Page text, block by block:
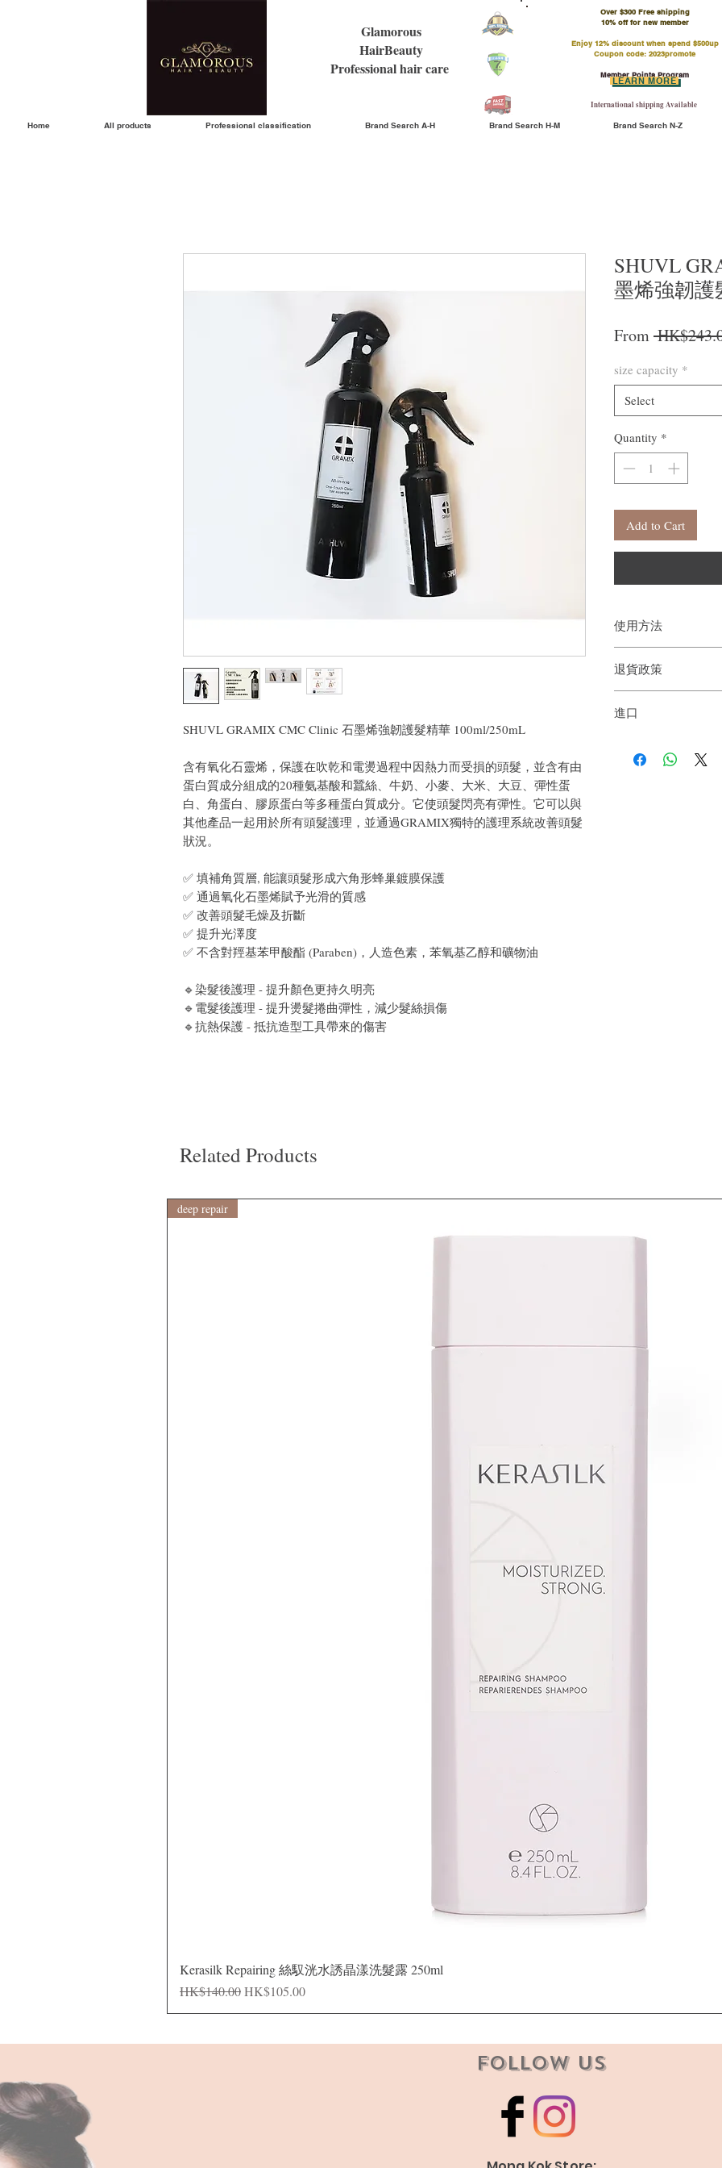
Glamorous
HairBeauty
Professional hair care
Over $300 Free shipping
​10% off for new member
Enjoy 12% discount when spend $500up
Coupon code: 2023promote
Member Points Program
International shipping Available
LEARN MORE
Home All products Professional classification Brand Search A-H Brand Search H-M Brand Search N-Z
SHUVL GRAMIX CMC Clinic 石墨烯強韌護髮精華 100ml/250mL
含有氧化石靈烯，保護在吹乾和電燙過程中因熱力而受損的頭髮，並含有由
蛋白質成分組成的20種氨基酸和蠶絲、牛奶、小麥、大米、大豆、彈性蛋
白、角蛋白、膠原蛋白等多種蛋白質成分。它使頭髮閃亮有彈性。它可以與
其他產品一起用於所有頭髮護理，並通過GRAMIX獨特的護理系統改善頭髮
狀況。
✅ 填補角質層, 能讓頭髮形成六角形蜂巢鍍膜保護
✅ 通過氧化石墨烯賦予光滑的質感
✅ 改善頭髮毛燥及折斷
✅ 提升光澤度
✅ 不含對羥基苯甲酸酯 (Paraben)，人造色素，苯氧基乙醇和礦物油
🔹染髮後護理 - 提升顏色更持久明亮
🔹電髮後護理 - 提升燙髮捲曲彈性，減少髮絲損傷
🔹抗熱保護 - 抵抗造型工具帶來的傷害
SHUVL
墨烯強韌護
From
size capacity *
Select
Quantity *
Add to Cart
使用方法
退貨政策
戶。首先，您需要在
進口
Related Products
deep repair
Kerasilk Repairing 絲馭洸水誘晶漾洗髮露 250ml
Regular Price
HK$140.00Sale Price
HK$105.00
Follow Us